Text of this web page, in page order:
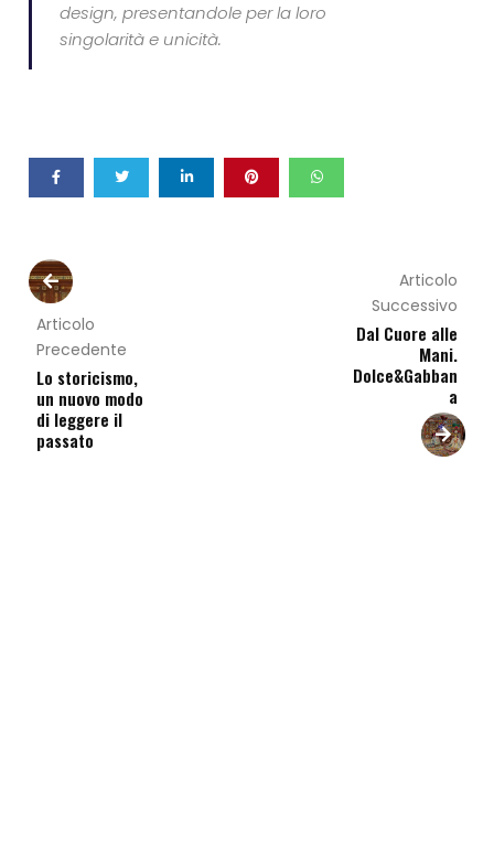
design, presentandole per la loro
singolarità e unicità.
Articolo
Precedente
Lo storicismo,
un nuovo modo
di leggere il
passato
Articolo
Successivo
Dal Cuore alle
Mani.
Dolce&Gabban
a